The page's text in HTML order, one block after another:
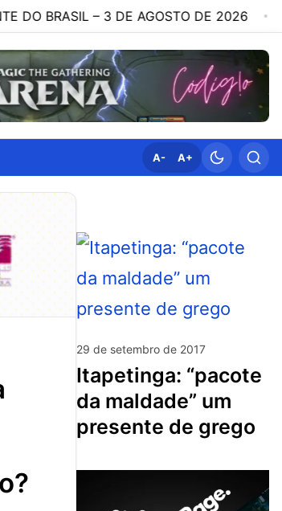
DE AGOSTO DE 2026 19:35
A- A+
29 de setembro de 2017
itapetinga: “pacote
da maldade” um
presente de grego